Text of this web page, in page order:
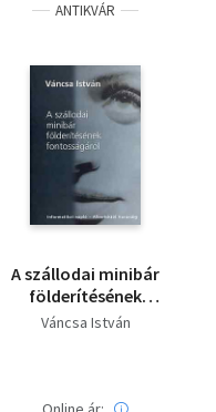
ANTIKVÁR
A szállodai minibár
földerítésének
fontosságáról
Váncsa István